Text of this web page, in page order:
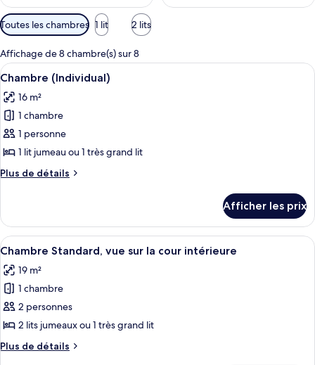
Filtres
disponibles
pour
les
chambres
Toutes les chambres 1 lit 2 lits
Affichage de 8 chambre(s) sur 8
Afficher
toutes
les
photos
pour
ce
type
de
Chambre
(Individual)
Un lit avec du linge de lit blanc, une
4
Chambre (Individual)
16 m²
1 chambre
1 personne
1 lit jumeau ou 1 très grand lit
Plus de détails
Plus
Chambre
(Individual)
Afficher les prix
Afficher
toutes
les
photos
pour
ce
type
de
Un lit avec du linge de lit blanc, une
3
Chambre Standard, vue sur la cour intérieure
19 m²
1 chambre
2 personnes
2 lits jumeaux ou 1 très grand lit
Plus de détails
Plus